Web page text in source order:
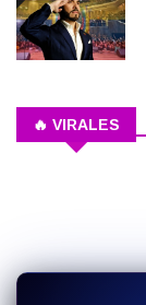
🔥 VIRALES